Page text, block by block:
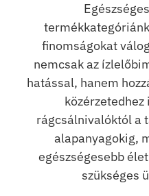
finomságokat
nemcsak az
hatással, hanem
rágcsálnivalóktól a
alapanyagokig,
egészségesebb
szükséges